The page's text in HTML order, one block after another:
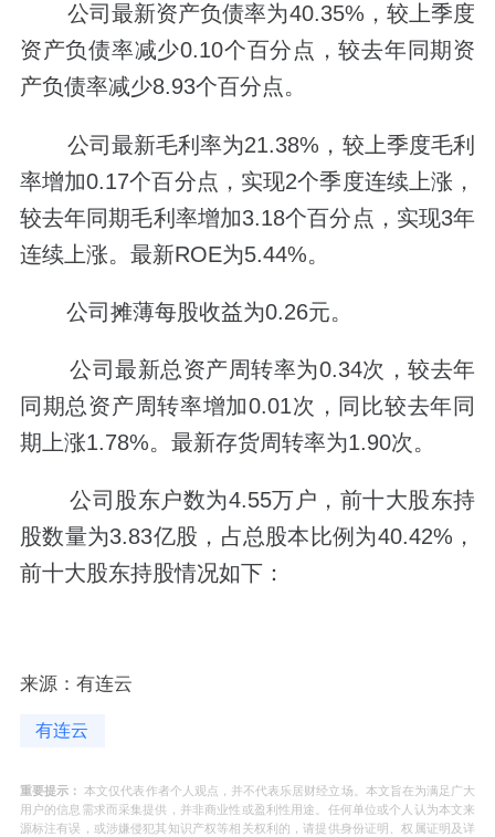
公司最新资产负债率为40.35%，较上季度
资产负债率减少0.10个百分点，较去年同期资
产负债率减少8.93个百分点。
公司最新毛利率为21.38%，较上季度毛利
率增加0.17个百分点，实现2个季度连续上涨，
较去年同期毛利率增加3.18个百分点，实现3年
连续上涨。最新ROE为5.44%。
公司摊薄每股收益为0.26元。
公司最新总资产周转率为0.34次，较去年
同期总资产周转率增加0.01次，同比较去年同
期上涨1.78%。最新存货周转率为1.90次。
公司股东户数为4.55万户，前十大股东持
股数量为3.83亿股，占总股本比例为40.42%，
前十大股东持股情况如下：
来源：有连云
有连云
重要提示： 本文仅代表作者个人观点，并不代表乐居财经立场。本文旨在为满足广大
用户的信息需求而采集提供，并非商业性或盈利性用途。任何单位或个人认为本文来
源标注有误，或涉嫌侵犯其知识产权等相关权利的，请提供身份证明、权属证明及详